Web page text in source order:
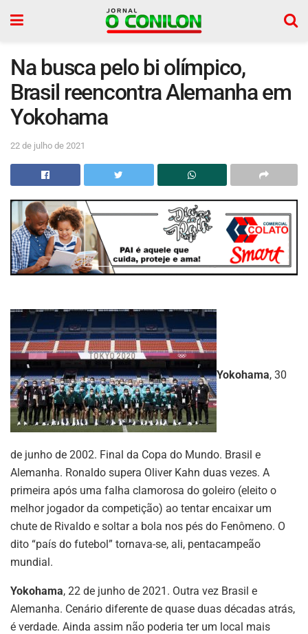
Na busca pelo bi olímpico,
Brasil reencontra Alemanha em
Yokohama
22 de julho de 2021
Yokohama, 30
de junho de 2002. Final da Copa do Mundo. Brasil e
Alemanha. Ronaldo supera Oliver Kahn duas vezes. A
primeira após uma falha clamorosa do goleiro (eleito o
melhor jogador da competição) ao tentar encaixar um
chute de Rivaldo e soltar a bola nos pés do Fenômeno. O
dito “país do futebol” tornava-se, ali, pentacampeão
mundial.
Yokohama, 22 de junho de 2021. Outra vez Brasil e
Alemanha. Cenário diferente de quase duas décadas atrás,
é verdade. Ainda assim não poderia ter um local mais